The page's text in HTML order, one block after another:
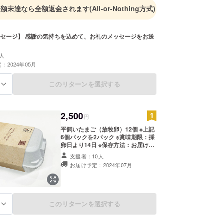
未達なら全額返金されます(All-or-Nothing方式)
ージ】 感謝の気持ちを込めて、お礼のメッセージをお送
2024年05月
このリターンを選択する
2,500円
平飼いたまご（放牧卵）12個 ※上記
6個パックを2パック ※賞味期限：採
卵日より14日 ※保存方法：お届け直
後は冷蔵保管をお願い致します ※発
送方法：クール便でお届けいたしま
す
支援者：10人
お届け予定：2024年07月
このリターンを選択する